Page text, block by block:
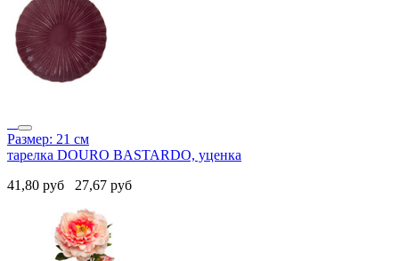
Размер: 21 см
тарелка DOURO BASTARDO, уценка
41,80 руб 27,67 руб